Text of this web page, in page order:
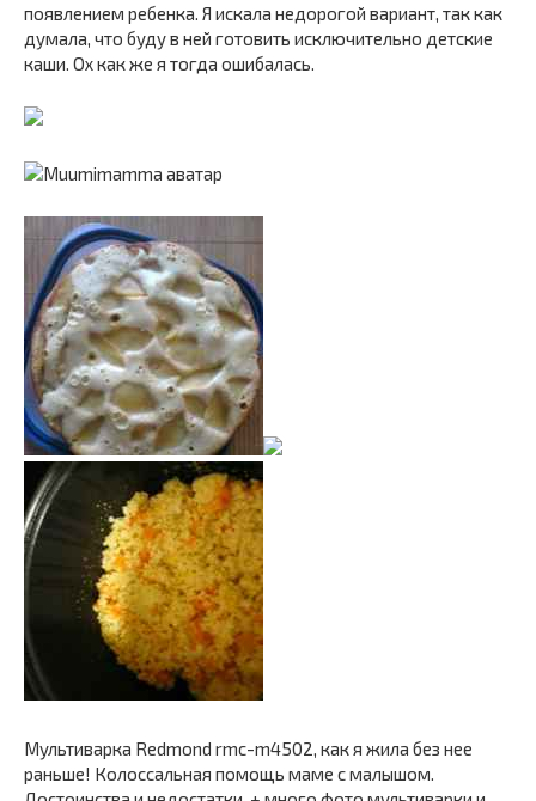
появлением ребенка. Я искала недорогой вариант, так как
думала, что буду в ней готовить исключительно детские
каши. Ох как же я тогда ошибалась.
Мультиварка Redmond rmc-m4502, как я жила без нее
раньше! Колоссальная помощь маме с малышом.